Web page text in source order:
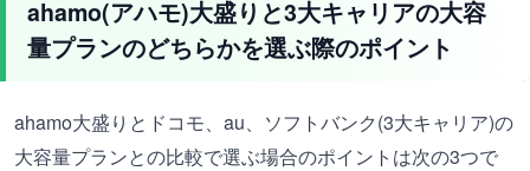
ahamo(アハモ)大盛りと3大キャリアの大容
量プランのどちらかを選ぶ際のポイント
ahamo大盛りとドコモ、au、ソフトバンク(3大キャリア)の
大容量プランとの比較で選ぶ場合のポイントは次の3つで